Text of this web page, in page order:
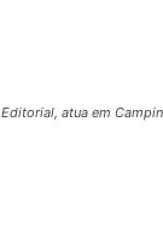
atua em